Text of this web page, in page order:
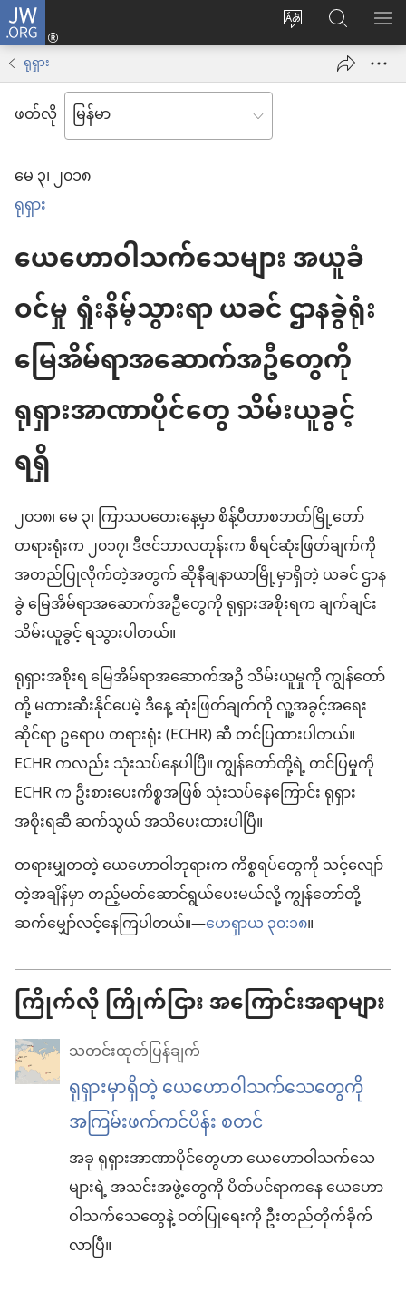
JW.ORG
ဝ
Log
in
အသစ်
ဖွ
တယ်)
JW.ORG
ရှာ
ရုရှား
ဖတ်လို
မေ ၃၊ ၂၀၁၈
ရုရှား
ယေဟောဝါသက်သေများ အယူခံ
ဝင်မှု ရှုံးနိမ့်သွားရာ ယခင် ဌာနခွဲရုံး
မြေအိမ်ရာအဆောက်အဦတွေကို
ရုရှားအာဏာပိုင်တွေ သိမ်းယူခွင့်
ရရှိ
၂၀၁၈၊ မေ ၃၊ ကြာသပတေးနေ့မှာ စိန့်ပီတာစဘတ်မြို့တော်
တရားရုံးက ၂၀၁၇၊ ဒီဇင်ဘာလတုန်းက စီရင်ဆုံးဖြတ်ချက်ကို
အတည်ပြုလိုက်တဲ့အတွက် ဆိုနီချနာယာမြို့မှာရှိတဲ့ ယခင် ဌာန
ခွဲ မြေအိမ်ရာအဆောက်အဦတွေကို ရုရှားအစိုးရက ချက်ချင်း
သိမ်းယူခွင့် ရသွားပါတယ်။
ရုရှားအစိုးရ မြေအိမ်ရာအဆောက်အဦ သိမ်းယူမှုကို ကျွန်တော်
တို့ မတားဆီးနိုင်ပေမဲ့ ဒီနေ့ ဆုံးဖြတ်ချက်ကို လူ့အခွင့်အရေး
ဆိုင်ရာ ဥရောပ တရားရုံး (ECHR) ဆီ တင်ပြထားပါတယ်။
ECHR ကလည်း သုံးသပ်နေပါပြီ။ ကျွန်တော်တို့ရဲ့ တင်ပြမှုကို
ECHR က ဦးစားပေးကိစ္စအဖြစ် သုံးသပ်နေကြောင်း ရုရှား
အစိုးရဆီ ဆက်သွယ် အသိပေးထားပါပြီ။
တရားမျှတတဲ့ ယေဟောဝါဘုရားက ကိစ္စရပ်တွေကို သင့်လျော်
တဲ့အချိန်မှာ တည့်မတ်ဆောင်ရွယ်ပေးမယ်လို့ ကျွန်တော်တို့
ဆက်မျှော်လင့်နေကြပါတယ်။—ဟေရှာယ ၃၀:၁၈။
ကြိုက်လို ကြိုက်ငြား အကြောင်းအရာများ
သတင်းထုတ်ပြန်ချက်
ရုရှားမှာရှိတဲ့ ယေဟောဝါသက်သေတွေကို
အကြမ်းဖက်ကင်ပိန်း စတင်
အခု ရုရှားအာဏာပိုင်တွေဟာ ယေဟောဝါသက်သေ
များရဲ့ အသင်းအဖွဲ့တွေကို ပိတ်ပင်ရာကနေ ယေဟော
ဝါသက်သေတွေနဲ့ ဝတ်ပြုရေးကို ဦးတည်တိုက်ခိုက်
လာပြီ။